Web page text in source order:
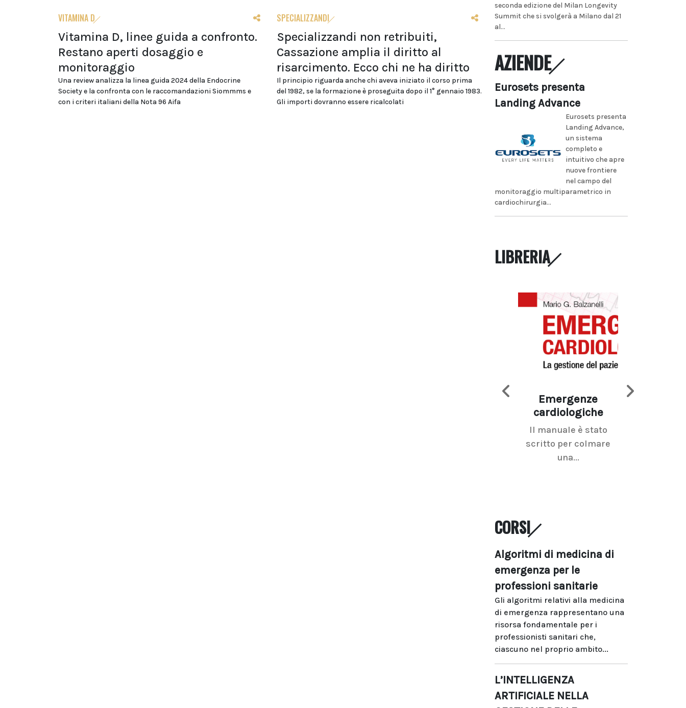
VITAMINA D
Vitamina D, linee guida a confronto.
Restano aperti dosaggio e
monitoraggio
Una review analizza la linea guida 2024 della Endocrine
Society e la confronta con le raccomandazioni Siommms e
con i criteri italiani della Nota 96 Aifa
SPECIALIZZANDI
Specializzandi non retribuiti,
Cassazione amplia il diritto al
risarcimento. Ecco chi ne ha diritto
Il principio riguarda anche chi aveva iniziato il corso prima
del 1982, se la formazione è proseguita dopo il 1° gennaio 1983.
Gli importi dovranno essere ricalcolati
seconda edizione del Milan Longevity
Summit che si svolgerà a Milano dal 21
al...
AZIENDE
Eurosets presenta
Landing Advance
Eurosets presenta
Landing Advance,
un sistema
completo e
intuitivo che apre
nuove frontiere
nel campo del
monitoraggio multiparametrico in
cardiochirurgia...
LIBRERIA
Emergenze
cardiologiche
Il manuale è stato
scritto per colmare
una...
CORSI
Algoritmi di medicina di
emergenza per le
professioni sanitarie
Gli algoritmi relativi alla medicina
di emergenza rappresentano una
risorsa fondamentale per i
professionisti sanitari che,
ciascuno nel proprio ambito...
L’INTELLIGENZA
ARTIFICIALE NELLA